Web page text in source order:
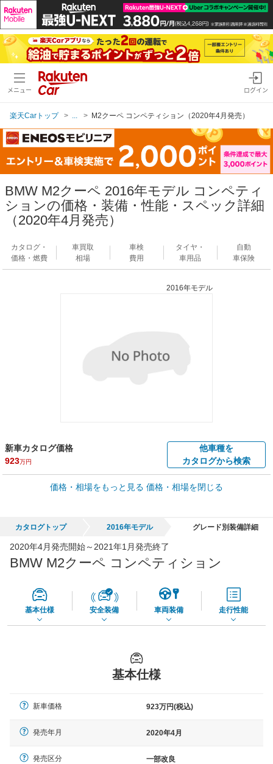
メニュー ログイン
楽天Carトップ M2クーペ コンペティション（2020年4月発売）
BMW M2クーペ 2016年モデル コンペティ
ションの価格・装備・性能・スペック詳細
（2020年4月発売）
カタログ・
価格・燃費
車買取
相場
車検
費用
タイヤ・
車用品
自動
車保険
2016年モデル
新車カタログ価格
923万円
他車種を
カタログから検索
車買取価格 *
車買取相場
73,850円
価格・相場をもっと見る 価格・相場を閉じる
カタログトップ 2016年モデル グレード別装備詳細
2020年4月発売開始～2021年1月発売終了
BMW M2クーペ コンペティション
基本仕様 安全装備 車両装備 走行性能
基本仕様
新車価格 923万円(税込)
発売年月 2020年4月
発売区分 一部改良